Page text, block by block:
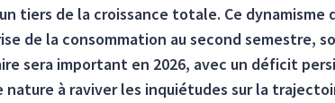
tiers de la croissance totale. Ce
de la consommation au second semestre,
sera important en 2026, avec un déficit
nature à raviver les inquiétudes sur la